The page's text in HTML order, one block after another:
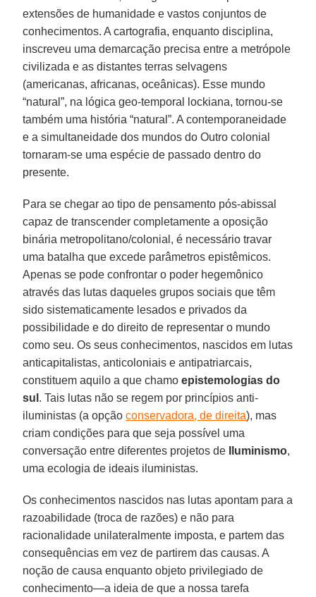
extensões de humanidade e vastos conjuntos de
conhecimentos. A cartografia, enquanto disciplina,
inscreveu uma demarcação precisa entre a metrópole
civilizada e as distantes terras selvagens
(americanas, africanas, oceânicas). Esse mundo
“natural”, na lógica geo-temporal lockiana, tornou-se
também uma história “natural”. A contemporaneidade
e a simultaneidade dos mundos do Outro colonial
tornaram-se uma espécie de passado dentro do
presente.
Para se chegar ao tipo de pensamento pós-abissal
capaz de transcender completamente a oposição
binária metropolitano/colonial, é necessário travar
uma batalha que excede parâmetros epistêmicos.
Apenas se pode confrontar o poder hegemônico
através das lutas daqueles grupos sociais que têm
sido sistematicamente lesados e privados da
possibilidade e do direito de representar o mundo
como seu. Os seus conhecimentos, nascidos em lutas
anticapitalistas, anticoloniais e antipatriarcais,
constituem aquilo a que chamoepistemologias do
sul . Tais lutas não se regem por princípios anti-
iluministas (a opçãoconservadora, de direita), mas
criam condições para que seja possível uma
conversação entre diferentes projetos de
Iluminismo,
uma ecologia de ideais iluministas.
Os conhecimentos nascidos nas lutas apontam para a
razoabilidade (troca de razões) e não para
racionalidade unilateralmente imposta, e partem das
consequências em vez de partirem das causas. A
noção de causa enquanto objeto privilegiado de
conhecimento—a ideia de que a nossa tarefa